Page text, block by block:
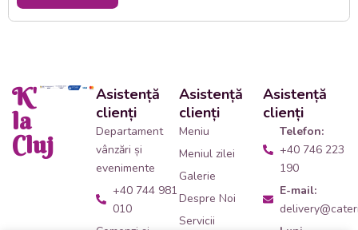
K'
la
Cluj
Asistență
clienți
Departament
vânzări și
evenimente
+40 744 981
010
Asistență
clienți
Meniu
Meniul zilei
Galerie
Despre Noi
Servicii
Asistență
clienți
Telefon:
+40 746 223
190
E-mail: